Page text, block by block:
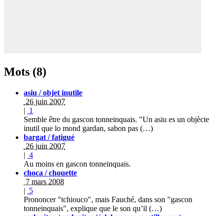
Mots (8)
asiu / objet inutile
26 juin 2007
| 1
Semble être du gascon tonneinquais. "Un asiu es un objècte
inutil que lo mond gardan, sabon pas (…)
bargat / fatigué
26 juin 2007
| 4
Au moins en gascon tonneinquais.
choca / chouette
7 mars 2008
| 5
Prononcer "tchiouco", mais Fauché, dans son "gascon
tonneinquais", explique que le son qu’il (…)